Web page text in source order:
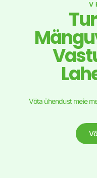
Võta ühendust meie